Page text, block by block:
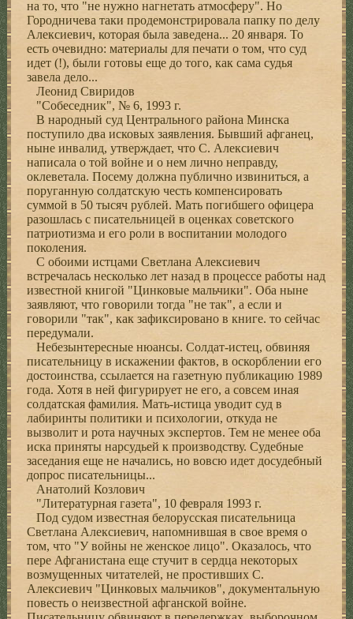
на то, что "не нужно нагнетать атмосферу". Но
Городничева таки продемонстрировала папку по делу
Алексиевич, которая была заведена... 20 января. То
есть очевидно: материалы для печати о том, что суд
идет (!), были готовы еще до того, как сама судья
завела дело...
Леонид Свиридов
"Собеседник", № 6, 1993 г.
В народный суд Центрального района Минска
поступило два исковых заявления. Бывший афганец,
ныне инвалид, утверждает, что С. Алексиевич
написала о той войне и о нем лично неправду,
оклеветала. Посему должна публично извиниться, а
поруганную солдатскую честь компенсировать
суммой в 50 тысяч рублей. Мать погибшего офицера
разошлась с писательницей в оценках советского
патриотизма и его роли в воспитании молодого
поколения.
С обоими истцами Светлана Алексиевич
встречалась несколько лет назад в процессе работы над
известной книгой "Цинковые мальчики". Оба ныне
заявляют, что говорили тогда "не так", а если и
говорили "так", как зафиксировано в книге. то сейчас
передумали.
Небезынтересные нюансы. Солдат-истец, обвиняя
писательницу в искажении фактов, в оскорблении его
достоинства, ссылается на газетную публикацию 1989
года. Хотя в ней фигурирует не его, а совсем иная
солдатская фамилия. Мать-истица уводит суд в
лабиринты политики и психологии, откуда не
вызволит и рота научных экспертов. Тем не менее оба
иска приняты нарсудьей к производству. Судебные
заседания еще не начались, но вовсю идет досудебный
допрос писательницы...
Анатолий Козлович
"Литературная газета", 10 февраля 1993 г.
Под судом известная белорусская писательница
Светлана Алексиевич, напомнившая в свое время о
том, что "У войны не женское лицо". Оказалось, что
пере Афганистана еще стучит в сердца некоторых
возмущенных читателей, не простивших С.
Алексиевич "Цинковых мальчиков", документальную
повесть о неизвестной афганской войне.